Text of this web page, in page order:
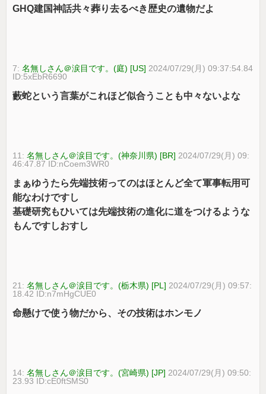
GHQ建国神話共々葬り去るべき歴史の遺物だよ
7:名無しさん＠涙目です。(庭) [US] 2024/07/29(月) 09:37:54.84
ID:5xEbR6690
藪蛇という言葉がこれほど似合うことも中々ないよな
11:名無しさん＠涙目です。(神奈川県) [BR] 2024/07/29(月) 09:
46:47.87 ID:nCoem3WR0
まぁゆうたら先端技術ってのはほとんど全て軍事転用可
能なわけですし
基礎研究もひいては先端技術の進化に道をつけるような
もんですしおすし
21:名無しさん＠涙目です。(栃木県) [PL] 2024/07/29(月) 09:57:
18.42 ID:n7mHgCUE0
命懸けで使う物だから、その技術はホンモノ
14:名無しさん＠涙目です。(宮崎県) [JP] 2024/07/29(月) 09:50:
23.93 ID:cE0ftSMS0